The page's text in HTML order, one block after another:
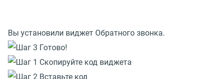
Вы установили виджет Обратного звонка.